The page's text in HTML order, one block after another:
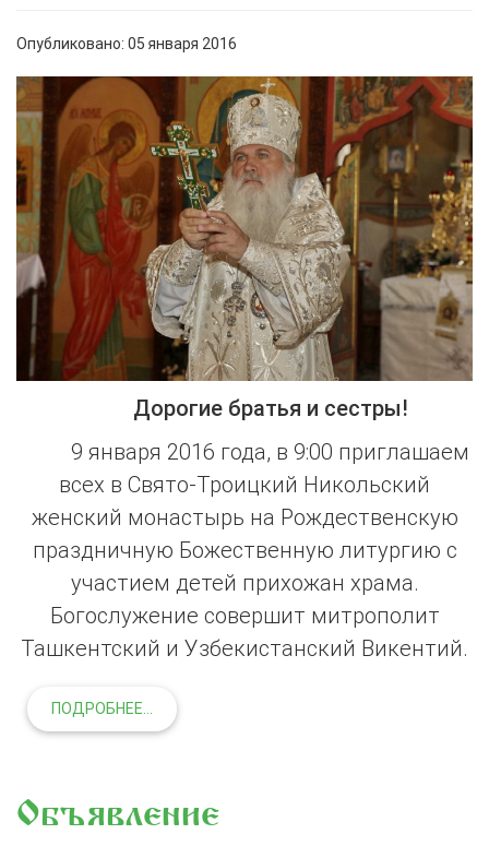
Опубликовано: 05 января 2016
Дорогие братья и сестры!
9 января 2016 года, в 9:00 приглашаем
всех в Свято-Троицкий Никольский
женский монастырь на Рождественскую
праздничную Божественную литургию с
участием детей прихожан храма.
Богослужение совершит митрополит
Ташкентский и Узбекистанский Викентий.
ПОДРОБНЕЕ...
Объявление